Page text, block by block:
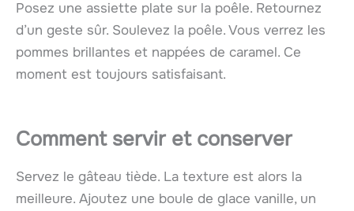
Posez une assiette plate sur la poêle. Retournez
d’un geste sûr. Soulevez la poêle. Vous verrez les
pommes brillantes et nappées de caramel. Ce
moment est toujours satisfaisant.
Comment servir et conserver
Servez le gâteau tiède. La texture est alors la
meilleure. Ajoutez une boule de glace vanille, un